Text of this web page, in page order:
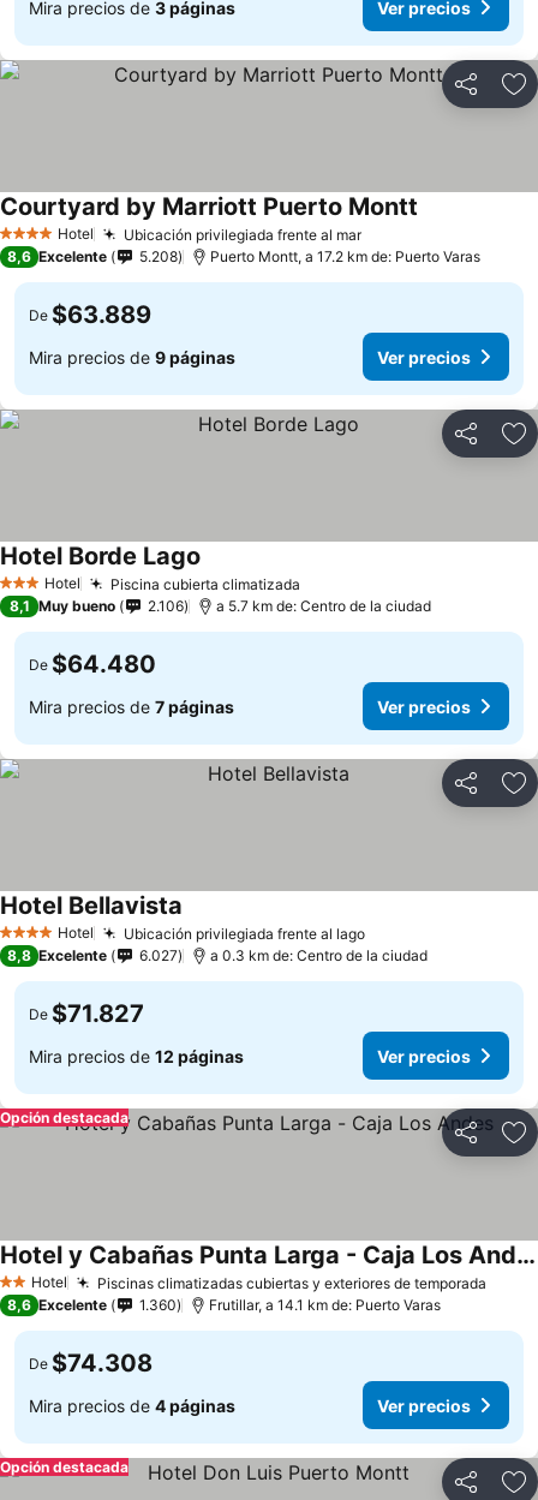
Mira precios de 3 páginas Ver precios
Compartir
4 EstrellasHotel Ubicación privilegiada frente al marVer precios
Courtyard by Marriott Puerto Montt
8,6 Excelente 5.208 Puerto Montt, a 17.2 km de: Puerto Varas
De $63.889
Mira precios de 9 páginas Ver precios
Compartir
3 Estrellas
Hotel Piscina cubierta climatizada
Hotel Borde Lago
8,1 Muy bueno 2.106 a 5.7 km de: Centro de la ciudad
De $64.480
Mira precios de 7 páginas Ver precios
Compartir
4 EstrellasHotel Ubicación privilegiada frente al lagoVer precios
Hotel Bellavista
8,8 Excelente 6.027 a 0.3 km de: Centro de la ciudad
De $71.827
Mira precios de 12 páginas Ver precios
Compartir
Opción destacada
2 Estrellas
Hotel Piscinas climatizadas cubiertas y exteriores de temporada
Hotel y Cabañas Punta Larga - Caja Los Andes
Ver precios
8,6 Excelente 1.360 Frutillar, a 14.1 km de: Puerto Varas
De $74.308
Mira precios de 4 páginas Ver precios
Compartir
Opción destacada